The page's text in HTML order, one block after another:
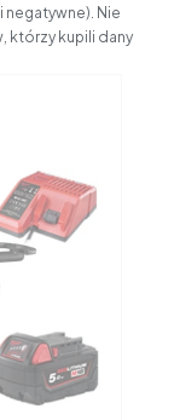
Nie
którzy kupili dany